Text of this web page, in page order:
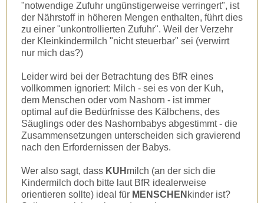
"notwendige Zufuhr ungünstigerweise verringert", ist
der Nährstoff in höheren Mengen enthalten, führt dies
zu einer "unkontrollierten Zufuhr". Weil der Verzehr
der Kleinkindermilch "nicht steuerbar" sei (verwirrt
nur mich das?)
Leider wird bei der Betrachtung des BfR eines
vollkommen ignoriert: Milch - sei es von der Kuh,
dem Menschen oder vom Nashorn - ist immer
optimal auf die Bedürfnisse des Kälbchens, des
Säuglings oder des Nashornbabys abgestimmt - die
Zusammensetzungen unterscheiden sich gravierend
nach den Erfordernissen der Babys.
Wer also sagt, dass KUH milch (an der sich die
Kindermilch doch bitte laut BfR idealerweise
orientieren sollte) ideal für MENSCHEN kinder ist?